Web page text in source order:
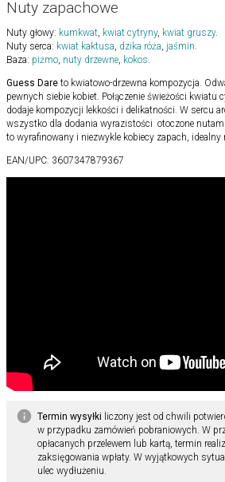
Nuty zapachowe
Nuty głowy: kumkwat kwiat cytryny, kwiat gruszy.
Nuty serca: kwiat kaktusa dzika róża jaśmin
Baza: piżmo nuty drzewne kokos
Guess Dare to kwiatowo-drzewna kompozycja.
pewnych siebie kobiet. Połączenie świeżości kwiatu
dodaje kompozycji lekkości i delikatności. W sercu
wszystko dla dodania wyrazistości otoczone
to wyrafinowany i niezwykle kobiecy zapach, idealny
EAN/UPC: 3607347879367
Termin wysyłki liczony jest od chwili
w przypadku zamówień pobraniowych. W
opłacanych przelewem lub kartą, termin
zaksięgowania wpłaty. W wyjątkowych
ulec wydłużeniu.